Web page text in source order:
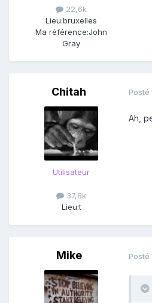
22,6k
Lieu:bruxelles
Ma référence:John
Gray
Chitah
Utilisateur
37,8k
Lieu:t
Posté
Ah,
Mike Posté